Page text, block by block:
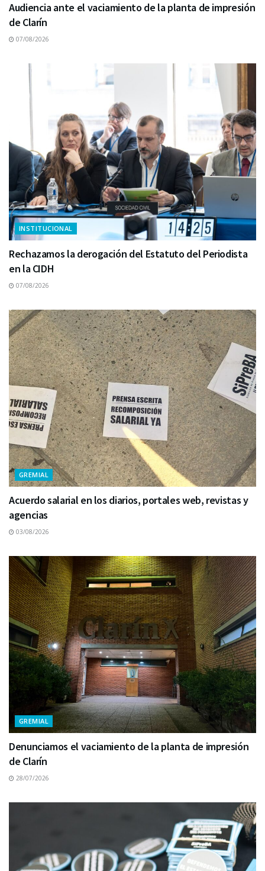
Audiencia ante el vaciamiento de la planta de impresión
de Clarín
07/08/2026
INSTITUCIONAL
Rechazamos la derogación del Estatuto del Periodista
en la CIDH
07/08/2026
GREMIAL
Acuerdo salarial en los diarios, portales web, revistas y
agencias
03/08/2026
GREMIAL
Denunciamos el vaciamiento de la planta de impresión
de Clarín
28/07/2026